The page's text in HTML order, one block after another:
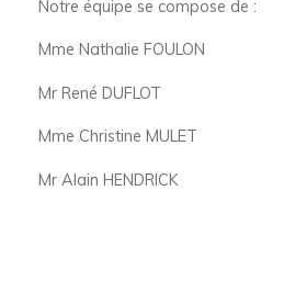
Notre équipe se compose de :
Mme Nathalie FOULON
Mr René DUFLOT
Mme Christine MULET
Mr Alain HENDRICK